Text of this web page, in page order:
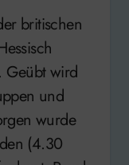
Geübt wird
und
wurde
(4.30